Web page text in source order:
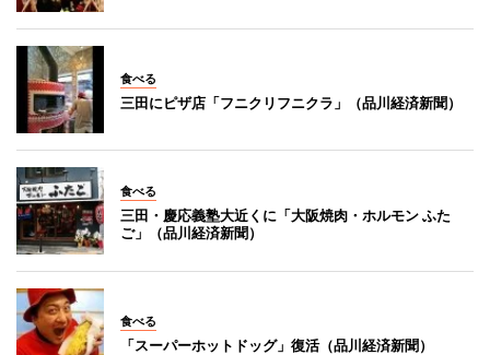
食べる
三田にピザ店「フニクリフニクラ」（品川経済新聞）
食べる
三田・慶応義塾大近くに「大阪焼肉・ホルモン ふた
ご」（品川経済新聞）
食べる
「スーパーホットドッグ」復活（品川経済新聞）